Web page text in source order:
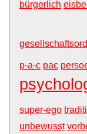
bürgerlich
p-a-c pac
super-ego
unbewusst